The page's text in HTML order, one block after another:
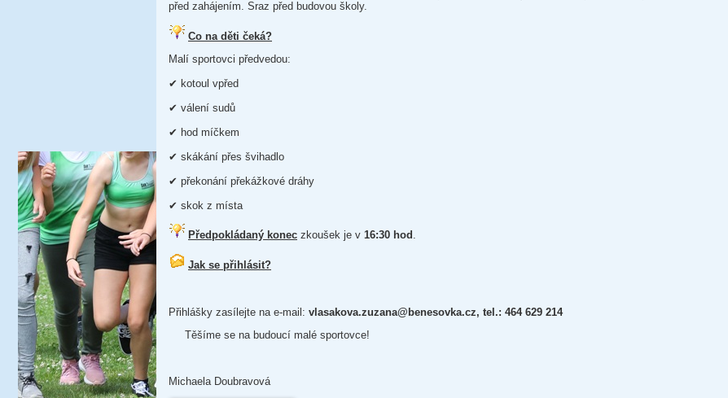
před zahájením. Sraz před budovou školy.
Co na děti čeká?
Malí sportovci předvedou:
✔ kotoul vpřed
✔ válení sudů
✔ hod míčkem
✔ skákání přes švihadlo
✔ překonání překážkové dráhy
✔ skok z místa
Předpokládaný konec zkoušek je v 16:30 hod .
Jak se přihlásit?
Přihlášky zasílejte na e-mail: vlasakova.zuzana@benesovka.cz, tel.: 464 629 214
Těšíme se na budoucí malé sportovce!
Michaela Doubravová